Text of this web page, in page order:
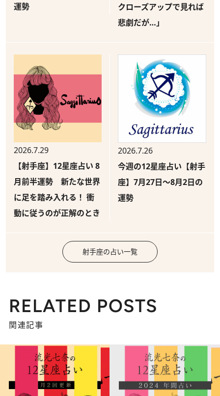
運勢
クローズアップで見れば
悲劇だが…」
2026.7.29
【射手座】12星座占い 8
月前半運勢 新たな世界
に足を踏み入れる！ 衝
動に従うのが正解のとき
2026.7.26
今週の12星座占い【射手
座】7月27日～8月2日の
運勢
射手座の占い一覧
RELATED POSTS
関連記事